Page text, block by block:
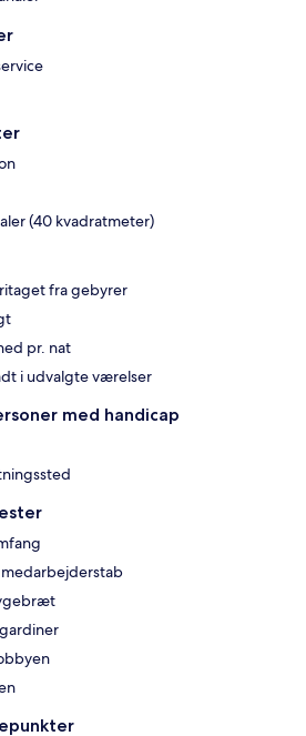
(40 kvadratmeter)
fra gebyrer
pr. nat
i udvalgte værelser
med handicap